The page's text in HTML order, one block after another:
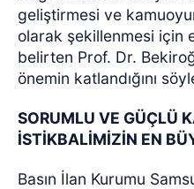
geliştirmesi ve
olarak şekillenmesi için
belirten Prof. Dr.
önemin katlandığını
SORUMLU VE GÜÇLÜ
İSTİKBALİMİZİN EN
Basın İlan Kurumu